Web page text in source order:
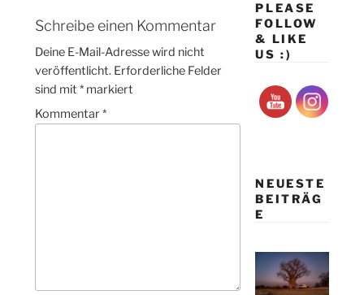
Schreibe einen Kommentar
Deine E-Mail-Adresse wird nicht
veröffentlicht. Erforderliche Felder
sind mit* markiert
Kommentar*
PLEASE
FOLLOW
& LIKE
US :)
NEUESTE
BEITRÄG
E